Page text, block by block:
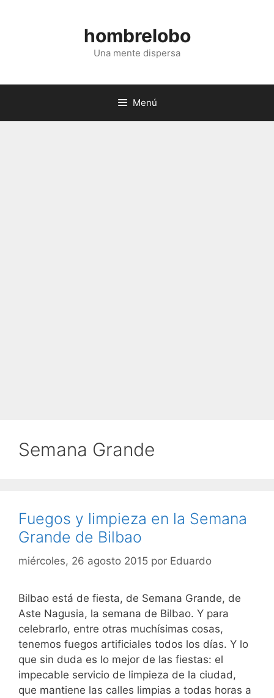
hombrelobo
Una mente dispersa
Menú
Semana Grande
Fuegos y limpieza en la Semana
Grande de Bilbao
miércoles, 26 agosto 2015 por Eduardo
Bilbao está de fiesta, de Semana Grande, de
Aste Nagusia, la semana de Bilbao. Y para
celebrarlo, entre otras muchísimas cosas,
tenemos fuegos artificiales todos los días. Y lo
que sin duda es lo mejor de las fiestas: el
impecable servicio de limpieza de la ciudad,
que mantiene las calles limpias a todas horas a